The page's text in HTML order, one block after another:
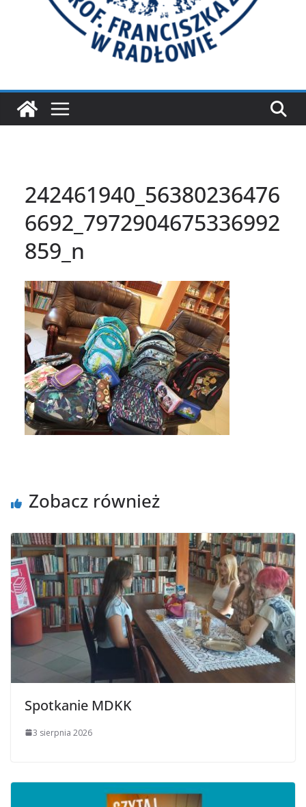
242461940_56380236476
6692_7972904675336992
859_n
Zobacz również
Spotkanie MDKK
3 sierpnia 2026